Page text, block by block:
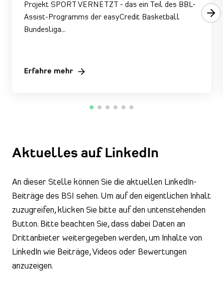
Projekt SPORT VERNETZT - das ein Teil des BBL-
Assist-Programms der easyCredit Basketball
Bundesliga…
Erfahre mehr
Aktuelles auf LinkedIn
An dieser Stelle können Sie die aktuellen LinkedIn-
Beiträge des BSI sehen. Um auf den eigentlichen Inhalt
zuzugreifen, klicken Sie bitte auf den untenstehenden
Button. Bitte beachten Sie, dass dabei Daten an
Drittanbieter weitergegeben werden, um Inhalte von
LinkedIn wie Beiträge, Videos oder Bewertungen
anzuzeigen.